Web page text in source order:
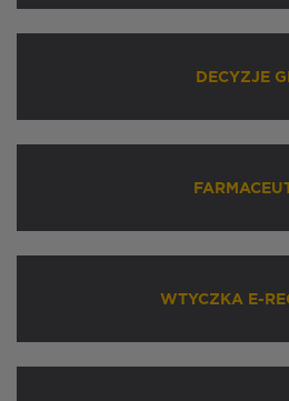
DECYZJE
WTYCZKA E-